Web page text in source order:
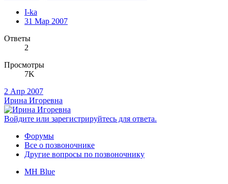
I-ka
31 Мар 2007
Ответы
2
Просмотры
7K
2 Апр 2007
Ирина Игоревна
Войдите или зарегистрируйтесь для ответа.
Форумы
Все о позвоночнике
Другие вопросы по позвоночнику
MH Blue